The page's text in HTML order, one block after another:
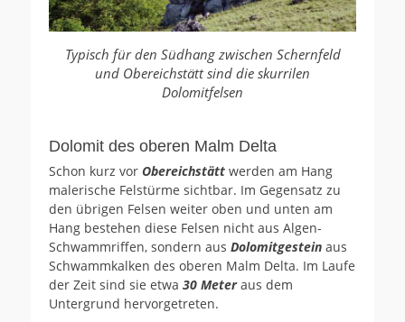
Typisch für den Südhang zwischen Schernfeld
und Obereichstätt sind die skurrilen
Dolomitfelsen
Dolomit des oberen Malm Delta
Schon kurz vor Obereichstätt werden am Hang
malerische Felstürme sichtbar. Im Gegensatz zu
den übrigen Felsen weiter oben und unten am
Hang bestehen diese Felsen nicht aus Algen-
Schwammriffen, sondern aus Dolomitgestein aus
Schwammkalken des oberen Malm Delta. Im Laufe
der Zeit sind sie etwa 30 Meteraus dem
Untergrund hervorgetreten.